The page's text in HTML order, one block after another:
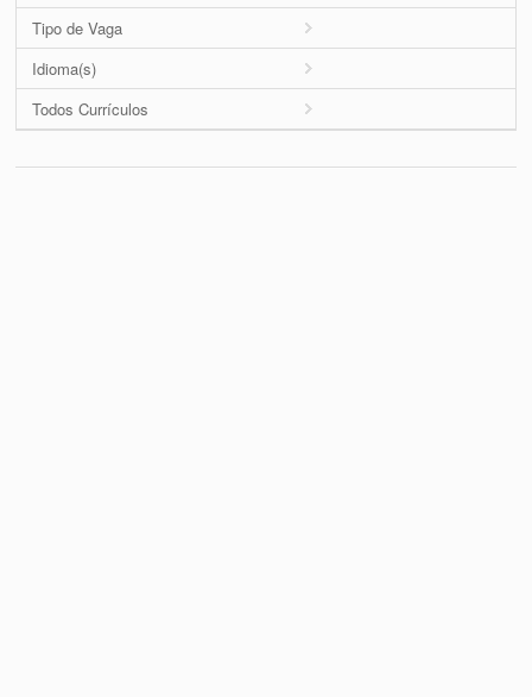
Tipo de Vaga
Idioma(s)
Todos Currículos